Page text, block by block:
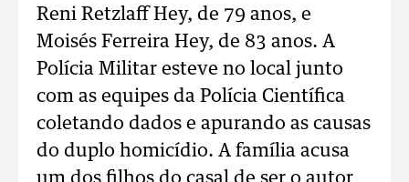
Reni Retzlaff Hey, de 79 anos, e
Moisés Ferreira Hey, de 83 anos. A
Polícia Militar esteve no local junto
com as equipes da Polícia Científica
coletando dados e apurando as causas
do duplo homicídio. A família acusa
um dos filhos do casal de ser o autor